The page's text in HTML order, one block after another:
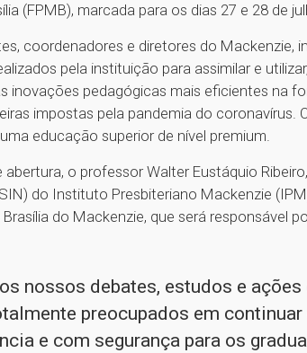
(FPMB), marcada para os dias 27 e 28 de
coordenadores e diretores do Mackenzie,
pela instituição para assimilar e
inovações pedagógicas mais eficientes na
impostas pela pandemia do coronavírus.
educação superior de nível premium.
o professor Walter Eustáquio
do Instituto Presbiteriano Mackenzie
do Mackenzie, que será responsável
nossos debates, estudos e
preocupados em
e com segurança para os